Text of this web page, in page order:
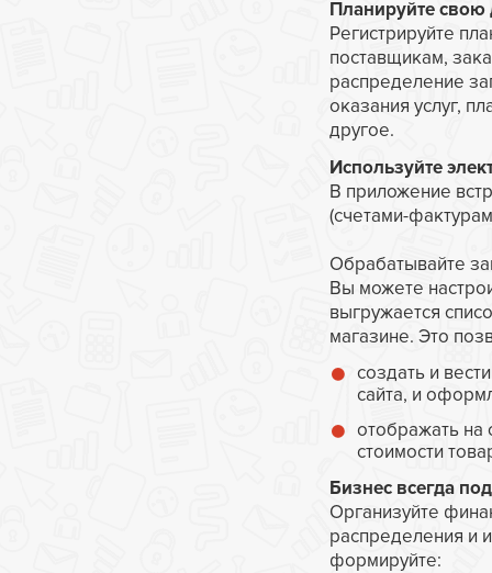
Планируйте свою
Регистрируйте
поставщикам,
распределение
оказания услуг,
другое.
Используйте
В приложение
(счетами-
Обрабатывайте
Вы можете
выгружается
магазине. Это
создать и
сайта, и
отображать на
стоимости
Бизнес всегда
Организуйте
распределения и
формируйте: